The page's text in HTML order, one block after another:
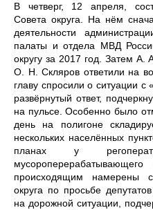
В четверг, 12 апреля,
Совета округа. На нём
деятельности
палаты и отдела МВД
округу за 2017 год. Затем А.
О. Н. Скляров ответили на
главу спросили о ситуации
развёрнутый ответ,
на пульсе. Особенно было
день на полигоне
нескольких населённых
планах у
происходящим намерены
округа по просьбе
на дорожной ситуации,